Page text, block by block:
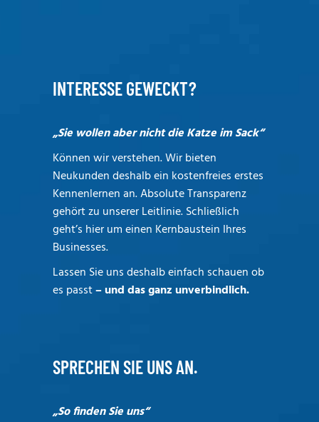
INTERESSE GEWECKT?
„Sie wollen aber nicht die Katze im Sack“
Können wir verstehen. Wir bieten
Neukunden deshalb ein kostenfreies erstes
Kennenlernen an. Absolute Transparenz
gehört zu unserer Leitlinie. Schließlich
geht’s hier um einen Kernbaustein Ihres
Businesses.
Lassen Sie uns deshalb einfach schauen ob
es passt– und das ganz unverbindlich.
SPRECHEN SIE UNS AN.
„So finden Sie uns“